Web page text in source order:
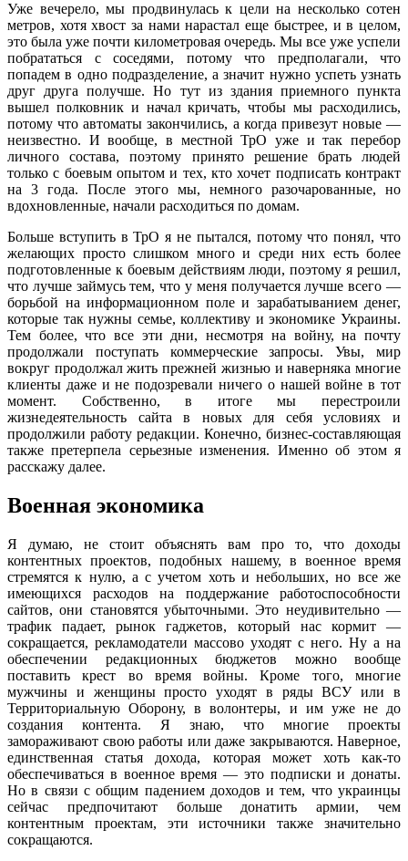
Уже вечерело, мы продвинулась к цели на несколько сотен
метров, хотя хвост за нами нарастал еще быстрее, и в целом,
это была уже почти километровая очередь. Мы все уже успели
побрататься с соседями, потому что предполагали, что
попадем в одно подразделение, а значит нужно успеть узнать
друг друга получше. Но тут из здания приемного пункта
вышел полковник и начал кричать, чтобы мы расходились,
потому что автоматы закончились, а когда привезут новые —
неизвестно. И вообще, в местной ТрО уже и так перебор
личного состава, поэтому принято решение брать людей
только с боевым опытом и тех, кто хочет подписать контракт
на 3 года. После этого мы, немного разочарованные, но
вдохновленные, начали расходиться по домам.
Больше вступить в ТрО я не пытался, потому что понял, что
желающих просто слишком много и среди них есть более
подготовленные к боевым действиям люди, поэтому я решил,
что лучше займусь тем, что у меня получается лучше всего —
борьбой на информационном поле и зарабатыванием денег,
которые так нужны семье, коллективу и экономике Украины.
Тем более, что все эти дни, несмотря на войну, на почту
продолжали поступать коммерческие запросы. Увы, мир
вокруг продолжал жить прежней жизнью и наверняка многие
клиенты даже и не подозревали ничего о нашей войне в тот
момент. Собственно, в итоге мы перестроили
жизнедеятельность сайта в новых для себя условиях и
продолжили работу редакции. Конечно, бизнес-составляющая
также претерпела серьезные изменения. Именно об этом я
расскажу далее.
Военная экономика
Я думаю, не стоит объяснять вам про то, что доходы
контентных проектов, подобных нашему, в военное время
стремятся к нулю, а с учетом хоть и небольших, но все же
имеющихся расходов на поддержание работоспособности
сайтов, они становятся убыточными. Это неудивительно —
трафик падает, рынок гаджетов, который нас кормит —
сокращается, рекламодатели массово уходят с него. Ну а на
обеспечении редакционных бюджетов можно вообще
поставить крест во время войны. Кроме того, многие
мужчины и женщины просто уходят в ряды ВСУ или в
Территориальную Оборону, в волонтеры, и им уже не до
создания контента. Я знаю, что многие проекты
замораживают свою работы или даже закрываются. Наверное,
единственная статья дохода, которая может хоть как-то
обеспечиваться в военное время — это подписки и донаты.
Но в связи с общим падением доходов и тем, что украинцы
сейчас предпочитают больше донатить армии, чем
контентным проектам, эти источники также значительно
сокращаются.